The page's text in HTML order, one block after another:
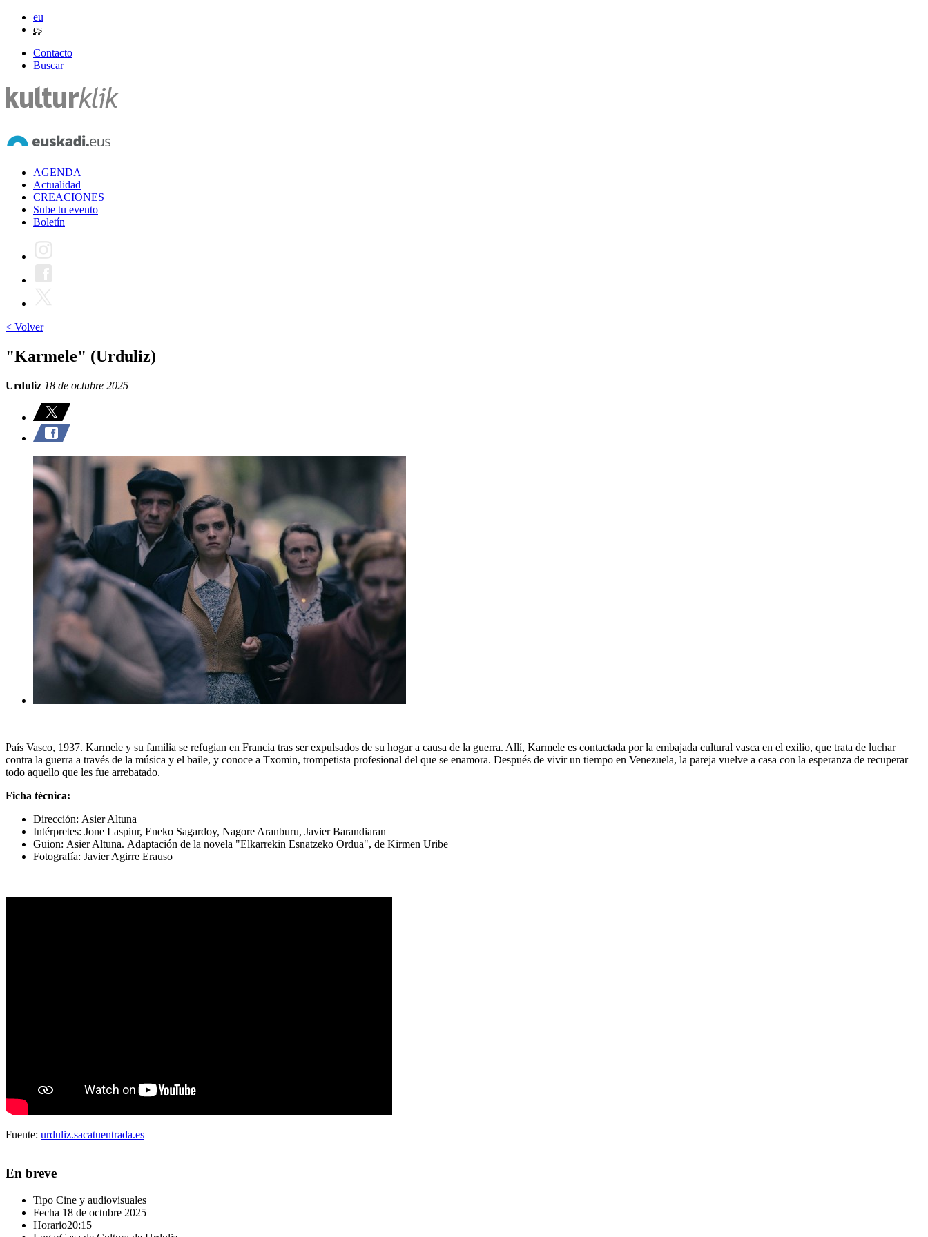
eu
es
Contacto
Buscar
AGENDA
Actualidad
CREACIONES
Sube tu evento
Boletín
< Volver
"Karmele" (Urduliz)
Urduliz 18 de octubre 2025
País Vasco, 1937. Karmele y su familia se refugian en Francia tras ser expulsados de su hogar a causa de la guerra. Allí, Karmele es contactada por la embajada cultural vasca en el exilio, que trata de luchar
contra la guerra a través de la música y el baile, y conoce a Txomin, trompetista profesional del que se enamora. Después de vivir un tiempo en Venezuela, la pareja vuelve a casa con la esperanza de recuperar
todo aquello que les fue arrebatado.
Ficha técnica:
Dirección: Asier Altuna
Intérpretes: Jone Laspiur, Eneko Sagardoy, Nagore Aranburu, Javier Barandiaran
Guion: Asier Altuna. Adaptación de la novela "Elkarrekin Esnatzeko Ordua", de Kirmen Uribe
Fotografía: Javier Agirre Erauso
Fuente: urduliz.sacatuentrada.es
En breve
Tipo Cine y audiovisuales
Fecha 18 de octubre 2025
Horario20:15